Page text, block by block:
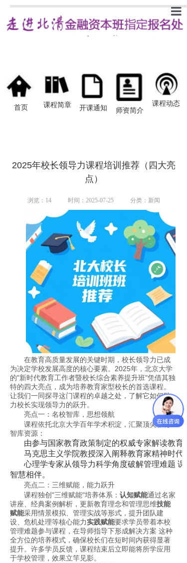
首页 课程简章 开课通知 师资简介
课程动态
课程简章
开课通知
2025年校长领导力课程培训推荐（四大亮
点）
浏览： 14 时间：2025-07-25 分类：新闻
在教育高质量发展的关键时期，校长领导力已成
为决定学校发展高度的核心要素。2025年，北京大学
的"新时代教育工作者暨校长综合素养提升班"凭借其独
特的四大亮点，成为培养教育家型校长的首选课程。
让我们一同探寻这门课程的卓越之处，了解它如何助
力校长实现领导力的跃升。
亮点一：名校智库，思想领航
课程依托北京大学百年学术积淀，汇聚顶尖教育
智库资源：
由参与国家教育政策制定的权威专家解读教育
马克思主义学院教授深入阐释教育家精神时代
心理学专家从领导力科学角度破解管理难题
智慧相伴。
亮点二：三维赋能，能力跃升
课程独创"三维赋能"培养体系： 认知赋能通过名家
讲座、经典案例解析，更新教育理念和管理思维技能
赋能采用情景模拟、管理实战等形式，提升团队建
设、危机处理等核心能力实践赋能要求学员带着本校
管理难题参与课程，在导师指导下形成解决方案 这种
全方位的培养模式，确保校长们在短时间内获得显著
提升。许多学员反馈，课程结束后立即能将所学应用
于学校管理，效果立竿见影。